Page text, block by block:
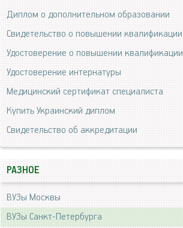
Диплом о дополнительном образовании
Свидетельство о повышении квалификации
Удостоверение о повышении квалификации
Удостоверение интернатуры
Медицинский сертификат специалиста
Купить Украинский диплом
Свидетельство об аккредитации
РАЗНОЕ
ВУЗы Москвы
ВУЗы Санкт-Петербурга